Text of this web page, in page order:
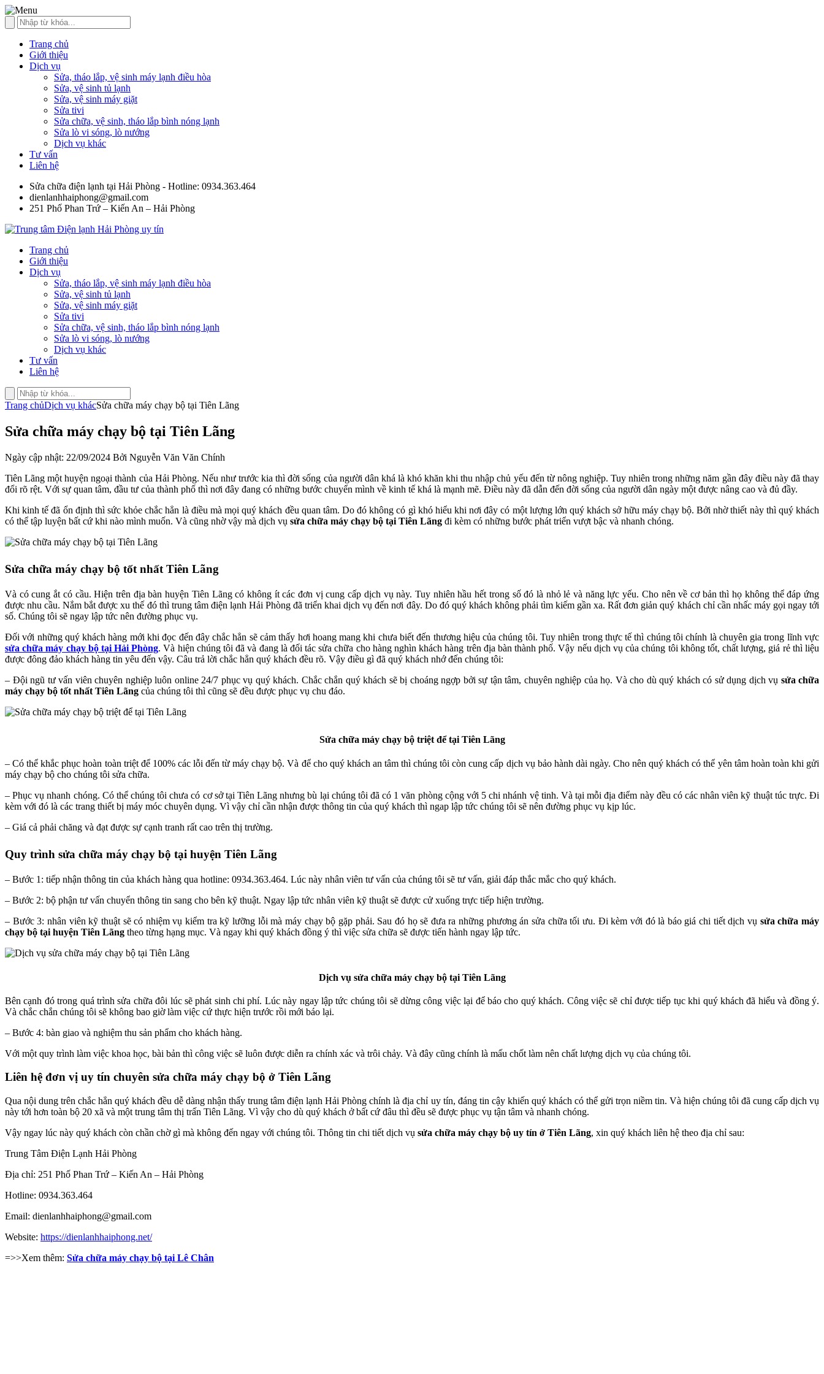
Trang chủ
Giới thiệu
Dịch vụ
Sửa, tháo lắp, vệ sinh máy lạnh điều hòa
Sửa, vệ sinh tủ lạnh
Sửa, vệ sinh máy giặt
Sửa tivi
Sửa chữa, vệ sinh, tháo lắp bình nóng lạnh
Sửa lò vi sóng, lò nướng
Dịch vụ khác
Tư vấn
Liên hệ
Sửa chữa điện lạnh tại Hải Phòng - Hotline: 0934.363.464
dienlanhhaiphong@gmail.com
251 Phố Phan Trứ – Kiến An – Hải Phòng
Trang chủ
Giới thiệu
Dịch vụ
Sửa, tháo lắp, vệ sinh máy lạnh điều hòa
Sửa, vệ sinh tủ lạnh
Sửa, vệ sinh máy giặt
Sửa tivi
Sửa chữa, vệ sinh, tháo lắp bình nóng lạnh
Sửa lò vi sóng, lò nướng
Dịch vụ khác
Tư vấn
Liên hệ
Trang chủDịch vụ khácSửa chữa máy chạy bộ tại Tiên Lãng
Sửa chữa máy chạy bộ tại Tiên Lãng
Ngày cập nhật: 22/09/2024 Bởi Nguyễn Văn Văn Chính
Tiên Lãng một huyện ngoại thành của Hải Phòng. Nếu như trước kia thì đời sống của người dân khá là khó khăn khi thu nhập chủ yếu đến từ nông nghiệp. Tuy nhiên trong những năm gần đây điều này đã thay
đổi rõ rệt. Với sự quan tâm, đầu tư của thành phố thì nơi đây đang có những bước chuyển mình về kinh tế khá là mạnh mẽ. Điều này đã dẫn đến đời sống của người dân ngày một được nâng cao và đủ đầy.
Khi kinh tế đã ổn định thì sức khỏe chắc hẳn là điều mà mọi quý khách đều quan tâm. Do đó không có gì khó hiểu khi nơi đây có một lượng lớn quý khách sở hữu máy chạy bộ. Bởi nhờ thiết này thì quý khách
có thể tập luyện bất cứ khi nào mình muốn. Và cũng nhờ vậy mà dịch vụ sửa chữa máy chạy bộ tại Tiên Lãng đi kèm có những bước phát triển vượt bậc và nhanh chóng.
Sửa chữa máy chạy bộ tốt nhất Tiên Lãng
Và có cung ắt có cầu. Hiện trên địa bàn huyện Tiên Lãng có không ít các đơn vị cung cấp dịch vụ này. Tuy nhiên hầu hết trong số đó là nhỏ lẻ và năng lực yếu. Cho nên về cơ bản thì họ không thể đáp ứng
được nhu cầu. Nắm bắt được xu thế đó thì trung tâm điện lạnh Hải Phòng đã triển khai dịch vụ đến nơi đây. Do đó quý khách không phải tìm kiếm gần xa. Rất đơn giản quý khách chỉ cần nhấc máy gọi ngay tới
số. Chúng tôi sẽ ngay lập tức nên đường phục vụ.
Đối với những quý khách hàng mới khi đọc đến đây chắc hẳn sẽ cảm thấy hơi hoang mang khi chưa biết đến thương hiệu của chúng tôi. Tuy nhiên trong thực tế thì chúng tôi chính là chuyên gia trong lĩnh vực
sửa chữa máy chạy bộ tại Hải Phòng. Và hiện chúng tôi đã và đang là đối tác sửa chữa cho hàng nghìn khách hàng trên địa bàn thành phố. Vậy nếu dịch vụ của chúng tôi không tốt, chất lượng, giá rẻ thì liệu
được đông đảo khách hàng tin yêu đến vậy. Câu trả lời chắc hẳn quý khách đều rõ. Vậy điều gì đã quý khách nhớ đến chúng tôi:
– Đội ngũ tư vấn viên chuyên nghiệp luôn online 24/7 phục vụ quý khách. Chắc chắn quý khách sẽ bị choáng ngợp bởi sự tận tâm, chuyên nghiệp của họ. Và cho dù quý khách có sử dụng dịch vụ sửa chữa
máy chạy bộ tốt nhất Tiên Lãng của chúng tôi thì cũng sẽ đều được phục vụ chu đáo.
Sửa chữa máy chạy bộ triệt để tại Tiên Lãng
– Có thể khắc phục hoàn toàn triệt để 100% các lỗi đến từ máy chạy bộ. Và để cho quý khách an tâm thì chúng tôi còn cung cấp dịch vụ bảo hành dài ngày. Cho nên quý khách có thể yên tâm hoàn toàn khi gửi
máy chạy bộ cho chúng tôi sửa chữa.
– Phục vụ nhanh chóng. Có thể chúng tôi chưa có cơ sở tại Tiên Lãng nhưng bù lại chúng tôi đã có 1 văn phòng cộng với 5 chi nhánh vệ tinh. Và tại mỗi địa điểm này đều có các nhân viên kỹ thuật túc trực. Đi
kèm với đó là các trang thiết bị máy móc chuyên dụng. Vì vậy chỉ cần nhận được thông tin của quý khách thì ngap lập tức chúng tôi sẽ nên đường phục vụ kịp lúc.
– Giá cả phải chăng và đạt được sự cạnh tranh rất cao trên thị trường.
Quy trình sửa chữa máy chạy bộ tại huyện Tiên Lãng
– Bước 1: tiếp nhận thông tin của khách hàng qua hotline: 0934.363.464. Lúc này nhân viên tư vấn của chúng tôi sẽ tư vấn, giải đáp thắc mắc cho quý khách.
– Bước 2: bộ phận tư vấn chuyển thông tin sang cho bên kỹ thuật. Ngay lập tức nhân viên kỹ thuật sẽ được cử xuống trực tiếp hiện trường.
– Bước 3: nhân viên kỹ thuật sẽ có nhiệm vụ kiểm tra kỹ lưỡng lỗi mà máy chạy bộ gặp phải. Sau đó họ sẽ đưa ra những phương án sửa chữa tối ưu. Đi kèm với đó là báo giá chi tiết dịch vụ sửa chữa máy
chạy bộ tại huyện Tiên Lãng theo từng hạng mục. Và ngay khi quý khách đồng ý thì việc sửa chữa sẽ được tiến hành ngay lập tức.
Dịch vụ sửa chữa máy chạy bộ tại Tiên Lãng
Bên cạnh đó trong quá trình sửa chữa đôi lúc sẽ phát sinh chi phí. Lúc này ngay lập tức chúng tôi sẽ dừng công việc lại để báo cho quý khách. Công việc sẽ chỉ được tiếp tục khi quý khách đã hiểu và đồng ý.
Và chắc chắn chúng tôi sẽ không bao giờ làm việc cứ thực hiện trước rồi mới báo lại.
– Bước 4: bàn giao và nghiệm thu sản phẩm cho khách hàng.
Với một quy trình làm việc khoa học, bài bản thì công việc sẽ luôn được diễn ra chính xác và trôi chảy. Và đây cũng chính là mấu chốt làm nên chất lượng dịch vụ của chúng tôi.
Liên hệ đơn vị uy tín chuyên sửa chữa máy chạy bộ ở Tiên Lãng
Qua nội dung trên chắc hẳn quý khách đều dễ dàng nhận thấy trung tâm điện lạnh Hải Phòng chính là địa chỉ uy tín, đáng tin cậy khiến quý khách có thể gửi trọn niềm tin. Và hiện chúng tôi đã cung cấp dịch vụ
này tới hơn toàn bộ 20 xã và một trung tâm thị trấn Tiên Lãng. Vì vậy cho dù quý khách ở bất cứ đâu thì đều sẽ được phục vụ tận tâm và nhanh chóng.
Vậy ngay lúc này quý khách còn chần chờ gì mà không đến ngay với chúng tôi. Thông tin chi tiết dịch vụ sửa chữa máy chạy bộ uy tín ở Tiên Lãng, xin quý khách liên hệ theo địa chỉ sau:
Trung Tâm Điện Lạnh Hải Phòng
Địa chỉ: 251 Phố Phan Trứ – Kiến An – Hải Phòng
Hotline: 0934.363.464
Email: dienlanhhaiphong@gmail.com
Website: https://dienlanhhaiphong.net/
=>>Xem thêm: Sửa chữa máy chạy bộ tại Lê Chân